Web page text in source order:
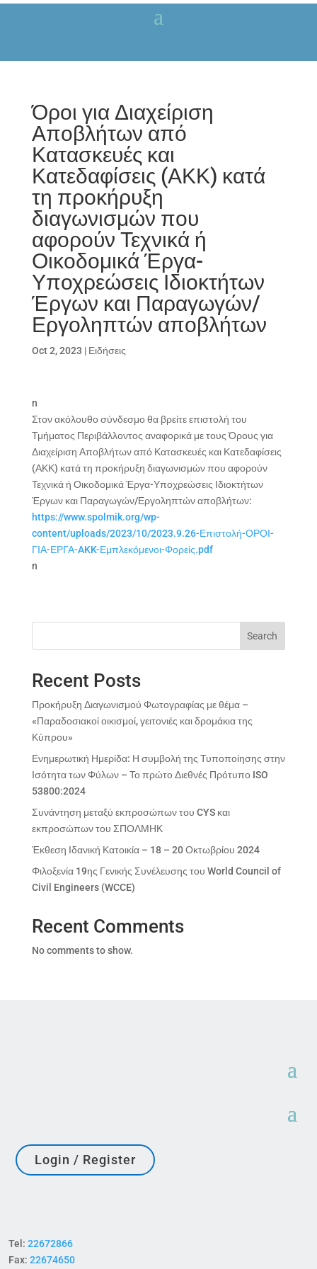
Όροι για Διαχείριση
Αποβλήτων από
Κατασκευές και
Κατεδαφίσεις (ΑΚΚ) κατά
τη προκήρυξη
διαγωνισμών που
αφορούν Τεχνικά ή
Οικοδομικά Έργα-
Υποχρεώσεις Ιδιοκτήτων
Έργων και Παραγωγών/
Εργοληπτών αποβλήτων
Oct 2, 2023 | Ειδήσεις
n
Στον ακόλουθο σύνδεσμο θα βρείτε επιστολή του
Τμήματος Περιβάλλοντος αναφορικά με τους Όρους για
Διαχείριση Αποβλήτων από Κατασκευές και Κατεδαφίσεις
(ΑΚΚ) κατά τη προκήρυξη διαγωνισμών που αφορούν
Τεχνικά ή Οικοδομικά Έργα-Υποχρεώσεις Ιδιοκτήτων
Έργων και Παραγωγών/Εργοληπτών αποβλήτων:
https://www.spolmik.org/wp-
content/uploads/2023/10/2023.9.26-Επιστολή-ΟΡΟΙ-
ΓΙΑ-ΕΡΓΑ-AKK-Εμπλεκόμενοι-Φορείς.pdf
n
Search
Recent Posts
Προκήρυξη Διαγωνισμού Φωτογραφίας με θέμα –
«Παραδοσιακοί οικισμοί, γειτονιές και δρομάκια της
Κύπρου»
Ενημερωτική Ημερίδα: Η συμβολή της Τυποποίησης στην
Ισότητα των Φύλων – Το πρώτο Διεθνές Πρότυπο ISO
53800:2024
Συνάντηση μεταξύ εκπροσώπων του CYS και
εκπροσώπων του ΣΠΟΛΜΗΚ
Έκθεση Ιδανική Κατοικία – 18 – 20 Οκτωβρίου 2024
Φιλοξενία 19ης Γενικής Συνέλευσης του World Council of
Civil Engineers (WCCE)
Recent Comments
No comments to show.
Login / Register
Tel:22672866
Fax:22674650